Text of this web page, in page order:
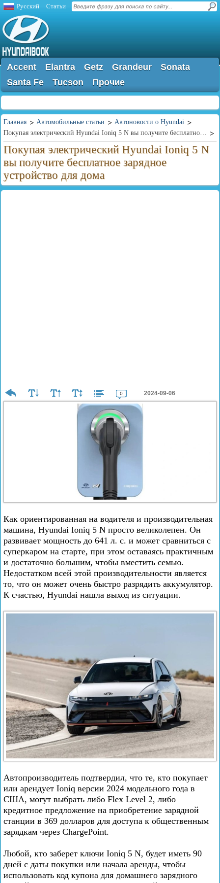
Русский Статьи
Accent Elantra Getz Grandeur
Sonata
Santa Fe
Tucson Прочие
Главная Автомобильные статьи
Автоновости о Hyundai
Покупая электрический Hyundai Ioniq 5 N вы получите бесплатное зарядное устройство для дома
Покупая электрический Hyundai Ioniq 5 N
вы получите бесплатное зарядное
устройство для дома
0 2024-09-06
Как ориентированная на водителя и производительная
машина, Hyundai Ioniq 5 N просто великолепен. Он
развивает мощность до 641 л. с. и может сравниться с
суперкаром на старте, при этом оставаясь практичным
и достаточно большим, чтобы вместить семью.
Недостатком всей этой производительности является
то, что он может очень быстро разрядить аккумулятор.
К счастью, Hyundai нашла выход из ситуации.
Автопроизводитель подтвердил, что те, кто покупает
или арендует Ioniq версии 2024 модельного года в
США, могут выбрать либо Flex Level 2, либо
кредитное предложение на приобретение зарядной
станции в 369 долларов для доступа к общественным
зарядкам через ChargePoint.
Любой, кто заберет ключи Ioniq 5 N, будет иметь 90
дней с даты покупки или начала аренды, чтобы
использовать код купона для домашнего зарядного